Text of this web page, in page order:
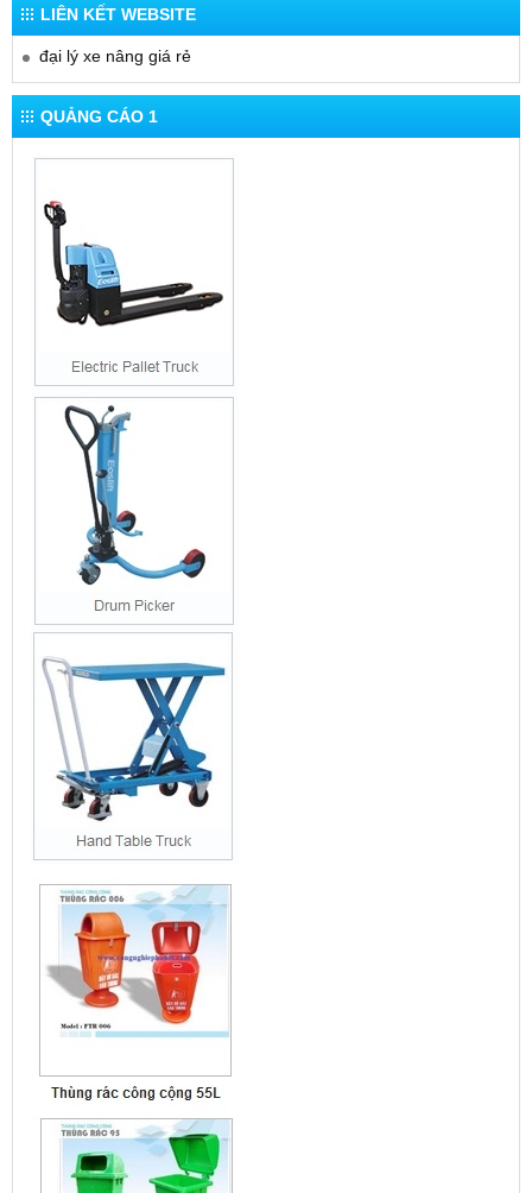
LIÊN KẾT WEBSITE
đại lý xe nâng giá rẻ
QUẢNG CÁO 1